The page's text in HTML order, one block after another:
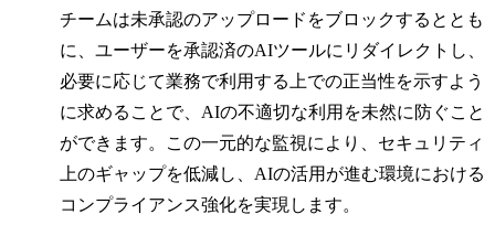
チームは未承認のアップロードをブロックするととも
に、ユーザーを承認済のAIツールにリダイレクトし、
必要に応じて業務で利用する上での正当性を示すよう
に求めることで、AIの不適切な利用を未然に防ぐこと
ができます。この一元的な監視により、セキュリティ
上のギャップを低減し、AIの活用が進む環境における
コンプライアンス強化を実現します。